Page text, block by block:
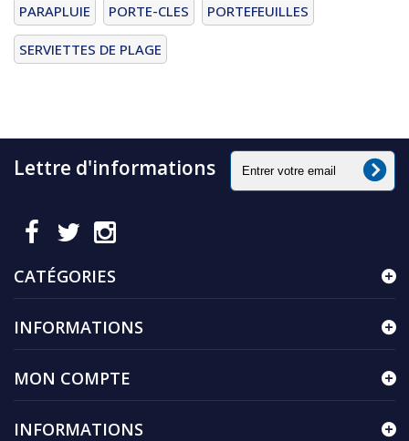
PARAPLUIE PORTE-CLES PORTEFEUILLES
SERVIETTES DE PLAGE
Lettre d'informations
CATÉGORIES
INFORMATIONS
MON COMPTE
INFORMATIONS